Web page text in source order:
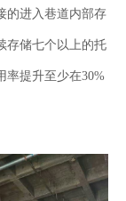
的进入巷道内部存
存储七个以上的托
率提升至少在30%